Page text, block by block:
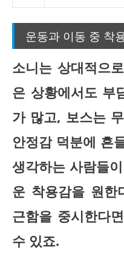
운동과 이동 중 착
소니는 상대적으
은 상황에서도 부
가 많고, 보스는
안정감 덕분에 흔
생각하는 사람들
운 착용감을 원한
근함을 중시한다
수 있죠.